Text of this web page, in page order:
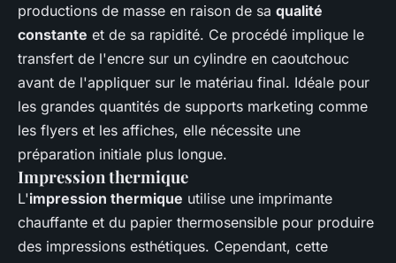
productions de masse en raison de sa qualité
constante et de sa rapidité. Ce procédé implique le
transfert de l'encre sur un cylindre en caoutchouc
avant de l'appliquer sur le matériau final. Idéale pour
les grandes quantités de supports marketing comme
les flyers et les affiches, elle nécessite une
préparation initiale plus longue.
Impression thermique
L'impression thermique utilise une imprimante
chauffante et du papier thermosensible pour produire
des impressions esthétiques. Cependant, cette